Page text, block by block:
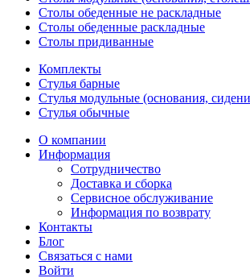
Столы обеденные не раскладные
Столы обеденные раскладные
Столы придиванные
Комплекты
Стулья барные
Стулья модульные (основания,
Стулья обычные
О компании
Информация
Сотрудничество
Доставка и сборка
Сервисное обслуживание
Информация по возврату
Контакты
Блог
Связаться с нами
Войти